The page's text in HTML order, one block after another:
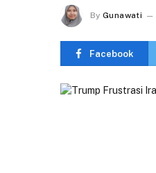
By Gunawati
Facebook